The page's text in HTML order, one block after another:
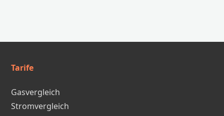
Tarife
Gasvergleich
Stromvergleich